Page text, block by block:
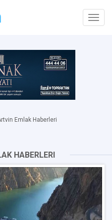
Emlak Haberleri
HABERLERI